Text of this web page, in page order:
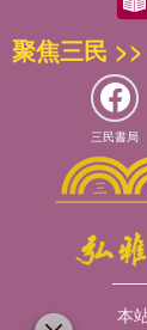
聚焦三民 >>
三民書局
本